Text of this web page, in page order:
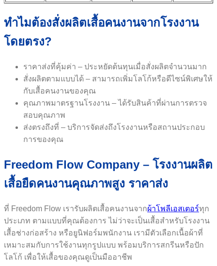
ทำไมต้องสั่งผลิตเสื้อคนงานจากโรงงาน
โดยตรง?
ราคาส่งที่คุ้มค่า – ประหยัดต้นทุนเมื่อสั่งผลิตจำนวนมาก
สั่งผลิตตามแบบได้ – สามารถเพิ่มโลโก้หรือดีไซน์พิเศษให้
กับเสื้อคนงานของคุณ
คุณภาพมาตรฐานโรงงาน – ได้รับสินค้าที่ผ่านการตรวจ
สอบคุณภาพ
ส่งตรงถึงที่ – บริการจัดส่งถึงโรงงานหรือสถานประกอบ
การของคุณ
Freedom Flow Company – โรงงานผลิต
เสื้อยืดคนงานคุณภาพสูง ราคาส่ง
ที่ Freedom Flow เรารับผลิตเสื้อคนงานจากผ้าโพลีเอสเตอร์ทุก
ประเภท ตามแบบที่คุณต้องการ ไม่ว่าจะเป็นเสื้อสำหรับโรงงาน
เสื้อช่างก่อสร้าง หรือยูนิฟอร์มพนักงาน เรามีตัวเลือกเนื้อผ้าที่
เหมาะสมกับการใช้งานทุกรูปแบบ พร้อมบริการสกรีนหรือปัก
โลโก้ เพื่อให้เสื้อของคุณดูเป็นมืออาชีพ